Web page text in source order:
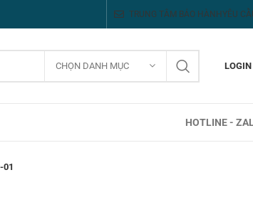
TRUNG TÂM BẢO HÀNH YÊU
CHỌN DANH MỤC
HOTLINE -
01